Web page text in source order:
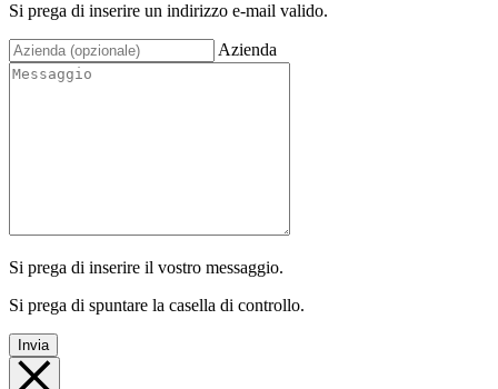
Si prega di inserire un indirizzo e-mail valido.
Azienda
Si prega di inserire il vostro messaggio.
Si prega di spuntare la casella di controllo.
Invia